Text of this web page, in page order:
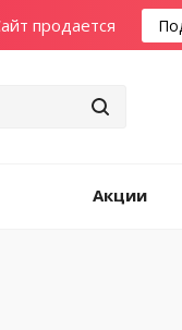
продается
Акции